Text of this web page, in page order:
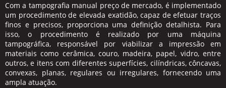
Com a tampografia manual preçode mercado, é implementado
um procedimento de elevada exatidão, capaz de efetuar traços
finos e precisos, proporciona uma definição detalhista. Para
isso, o procedimento é realizado por uma máquina
tampográfica, responsável por viabilizar a impressão em
materiais como cerâmica, couro, madeira, papel, vidro, entre
outros, e itens com diferentes superfícies, cilíndricas, côncavas,
convexas, planas, regulares ou irregulares, fornecendo uma
ampla atuação.